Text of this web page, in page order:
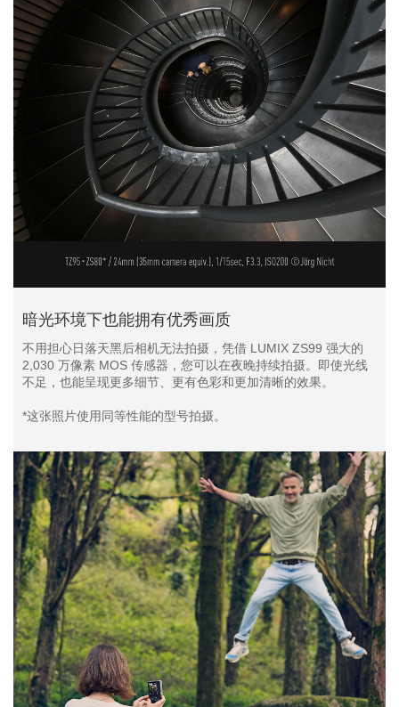
暗光环境下也能拥有优秀画质
不用担心日落天黑后相机无法拍摄，凭借 LUMIX ZS99 强大的
2,030 万像素 MOS 传感器，您可以在夜晚持续拍摄。即使光线
不足，也能呈现更多细节、更有色彩和更加清晰的效果。
*这张照片使用同等性能的型号拍摄。